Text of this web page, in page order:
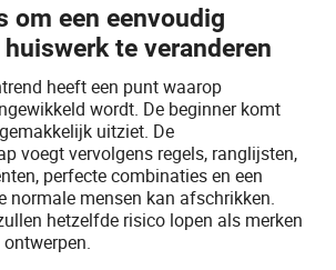
om een eenvoudig
te veranderen
heeft een punt waarop
wordt. De beginner komt
uitziet. De
voegt vervolgens regels, ranglijsten,
perfecte combinaties en een
normale mensen kan afschrikken.
hetzelfde risico lopen als merken